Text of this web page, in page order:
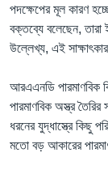
পদক্ষেপের মূল কারণ
বক্তব্যে বলেছেন, তারা
উল্লেখ্য, এই
আরএএনডি পারমাণবিক
পারমাণবিক অস্ত্র
ধরনের যুদ্ধাস্ত্রে কিছু
মতো বড় আকারের